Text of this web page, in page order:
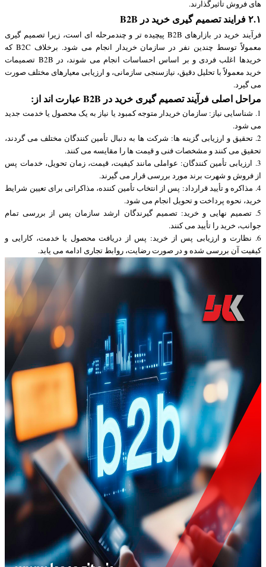
های فروش تأثیرگذارند.
۲.۱ فرایند تصمیم گیری خرید در B2B
فرآیند خرید در بازارهای B2B پیچیده تر و چندمرحله ای است، زیرا تصمیم گیری
معمولاً توسط چندین نفر در سازمان خریدار انجام می شود. برخلاف B2C که
خریدها اغلب فردی و بر اساس احساسات انجام می شوند، در B2B تصمیمات
خرید معمولاً با تحلیل دقیق، نیازسنجی سازمانی، و ارزیابی معیارهای مختلف صورت
می گیرد.
مراحل اصلی فرآیند تصمیم گیری خرید در B2B عبارت اند از:
1. شناسایی نیاز: سازمان خریدار متوجه کمبود یا نیاز به یک محصول یا خدمت جدید
می شود.
2. تحقیق و ارزیابی گزینه ها: شرکت ها به دنبال تأمین کنندگان مختلف می گردند،
تحقیق می کنند و مشخصات فنی و قیمت ها را مقایسه می کنند.
3. ارزیابی تأمین کنندگان: عواملی مانند کیفیت، قیمت، زمان تحویل، خدمات پس
از فروش و شهرت برند مورد بررسی قرار می گیرند.
4. مذاکره و تأیید قرارداد: پس از انتخاب تأمین کننده، مذاکراتی برای تعیین شرایط
خرید، نحوه پرداخت و تحویل انجام می شود.
5. تصمیم نهایی و خرید: تصمیم گیرندگان ارشد سازمان پس از بررسی تمام
جوانب، خرید را تأیید می کنند.
6. نظارت و ارزیابی پس از خرید: پس از دریافت محصول یا خدمت، کارایی و
کیفیت آن بررسی شده و در صورت رضایت، روابط تجاری ادامه می یابد.